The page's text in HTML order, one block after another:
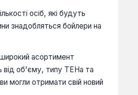
осіб, які будуть
знадобляться бойлери на
асортимент
від об'єму, типу ТЕНа та
могли отримати свій новий